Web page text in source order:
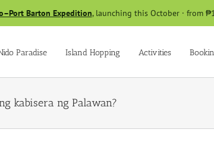
Barton Expedition, launching this October · from
Paradise Island Hopping Activities
kabisera ng Palawan?